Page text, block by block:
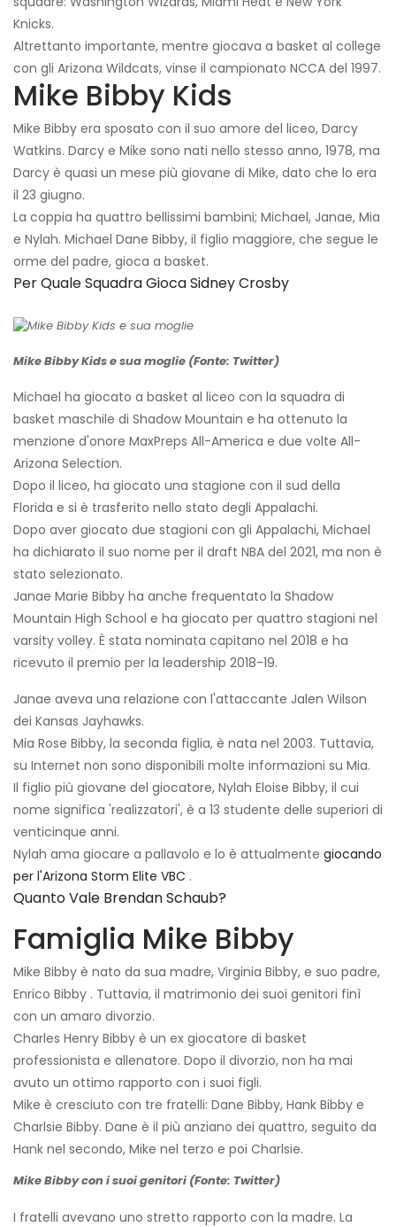
Knicks.
Altrettanto importante, mentre giocava a basket al college
con gli Arizona Wildcats, vinse il campionato NCCA del 1997.
Mike Bibby Kids
Mike Bibby era sposato con il suo amore del liceo, Darcy
Watkins. Darcy e Mike sono nati nello stesso anno, 1978, ma
Darcy è quasi un mese più giovane di Mike, dato che lo era
il 23 giugno.
La coppia ha quattro bellissimi bambini; Michael, Janae, Mia
e Nylah. Michael Dane Bibby, il figlio maggiore, che segue le
orme del padre, gioca a basket.
Per Quale Squadra Gioca Sidney Crosby
Mike Bibby Kids e sua moglie (Fonte: Twitter)
Michael ha giocato a basket al liceo con la squadra di
basket maschile di Shadow Mountain e ha ottenuto la
menzione d'onore MaxPreps All-America e due volte All-
Arizona Selection.
Dopo il liceo, ha giocato una stagione con il sud della
Florida e si è trasferito nello stato degli Appalachi.
Dopo aver giocato due stagioni con gli Appalachi, Michael
ha dichiarato il suo nome per il draft NBA del 2021, ma non è
stato selezionato.
Janae Marie Bibby ha anche frequentato la Shadow
Mountain High School e ha giocato per quattro stagioni nel
varsity volley. È stata nominata capitano nel 2018 e ha
ricevuto il premio per la leadership 2018-19.
Janae aveva una relazione con l'attaccante Jalen Wilson
dei Kansas Jayhawks.
Mia Rose Bibby, la seconda figlia, è nata nel 2003. Tuttavia,
su Internet non sono disponibili molte informazioni su Mia.
Il figlio più giovane del giocatore, Nylah Eloise Bibby, il cui
nome significa 'realizzatori', è a 13 studente delle superiori di
venticinque anni.
Nylah ama giocare a pallavolo e lo è attualmente giocando
per l'Arizona Storm Elite VBC .
Quanto Vale Brendan Schaub?
Famiglia Mike Bibby
Mike Bibby è nato da sua madre, Virginia Bibby, e suo padre,
Enrico Bibby . Tuttavia, il matrimonio dei suoi genitori finì
con un amaro divorzio.
Charles Henry Bibby è un ex giocatore di basket
professionista e allenatore. Dopo il divorzio, non ha mai
avuto un ottimo rapporto con i suoi figli.
Mike è cresciuto con tre fratelli: Dane Bibby, Hank Bibby e
Charlsie Bibby. Dane è il più anziano dei quattro, seguito da
Hank nel secondo, Mike nel terzo e poi Charlsie.
Mike Bibby con i suoi genitori (Fonte: Twitter)
I fratelli avevano uno stretto rapporto con la madre. La